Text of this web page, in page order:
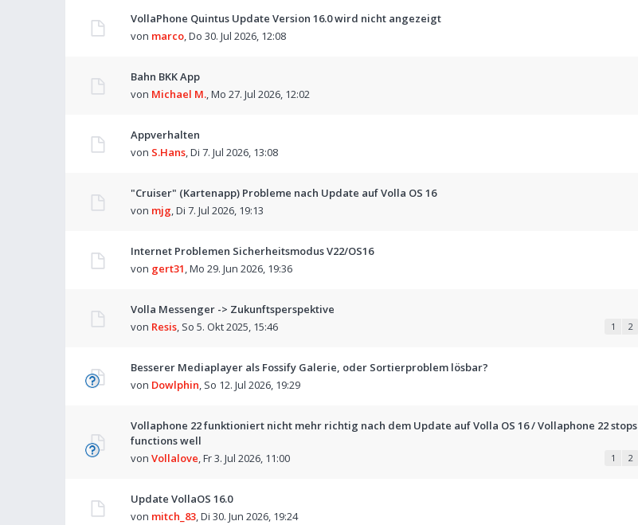
VollaPhone Quintus Update Version 16.0 wird nicht angezeigt
von marco,Do 30. Jul 2026, 12:08
Bahn BKK App
von Michael M.,Mo 27. Jul 2026, 12:02
Appverhalten
von S.Hans,Di 7. Jul 2026, 13:08
"Cruiser" (Kartenapp) Probleme nach Update auf Volla OS 16
von mjg,Di 7. Jul 2026, 19:13
Internet Problemen Sicherheitsmodus V22/OS16
von gert31,Mo 29. Jun 2026, 19:36
Volla Messenger -> Zukunftsperspektive
von Resis, So 5. Okt 2025, 15:46 1 2
Besserer Mediaplayer als Fossify Galerie, oder Sortierproblem lösbar?
von Dowlphin, So 12. Jul 2026, 19:29
Vollaphone 22 funktioniert nicht mehr richtig nach dem Update auf Volla OS 16 / Vollaphone 22 stops
functions well
von Vollalove,Fr 3. Jul 2026, 11:00 1 2
Update VollaOS 16.0
von mitch_83,Di 30. Jun 2026, 19:24